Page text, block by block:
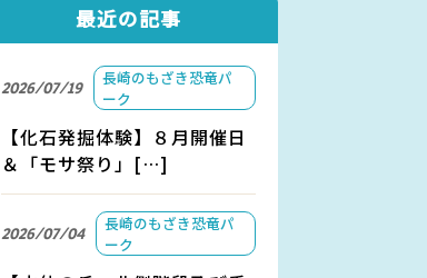
最近の記事
2026/07/19
長崎のもざき恐竜パ
ーク
【化石発掘体験】８月開催日
＆「モサ祭り」[…]
2026/07/04
長崎のもざき恐竜パ
ーク